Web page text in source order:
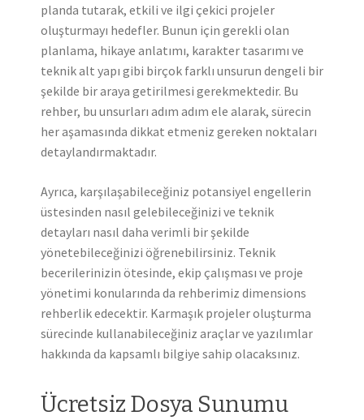
planda tutarak, etkili ve ilgi çekici projeler
oluşturmayı hedefler. Bunun için gerekli olan
planlama, hikaye anlatımı, karakter tasarımı ve
teknik alt yapı gibi birçok farklı unsurun dengeli bir
şekilde bir araya getirilmesi gerekmektedir. Bu
rehber, bu unsurları adım adım ele alarak, sürecin
her aşamasında dikkat etmeniz gereken noktaları
detaylandırmaktadır.
Ayrıca, karşılaşabileceğiniz potansiyel engellerin
üstesinden nasıl gelebileceğinizi ve teknik
detayları nasıl daha verimli bir şekilde
yönetebileceğinizi öğrenebilirsiniz. Teknik
becerilerinizin ötesinde, ekip çalışması ve proje
yönetimi konularında da rehberimiz dimensions
rehberlik edecektir. Karmaşık projeler oluşturma
sürecinde kullanabileceğiniz araçlar ve yazılımlar
hakkında da kapsamlı bilgiye sahip olacaksınız.
Ücretsiz Dosya Sunumu